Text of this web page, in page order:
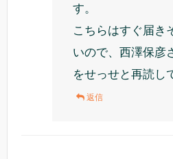
す。
こちらはすぐ届き
いので、西澤保彦
をせっせと再読し
返信